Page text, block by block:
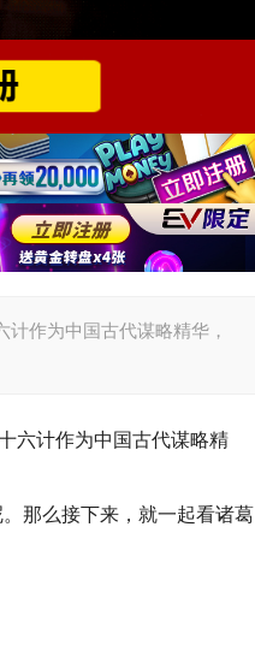
作为中国古代谋略精华，
六计作为中国古代谋略精
那么接下来，就一起看诸葛